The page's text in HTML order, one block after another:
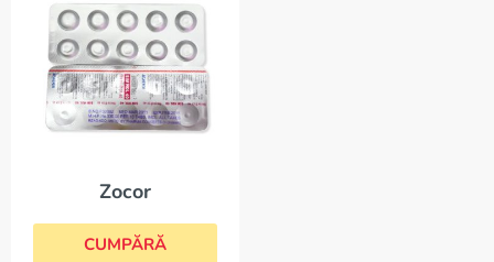
Zocor
CUMPĂRĂ